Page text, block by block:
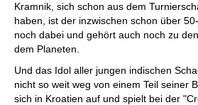
Kramnik, sich schon aus dem
haben, ist der inzwischen schon über
noch dabei und gehört auch noch zu
dem Planeten.
Und das Idol aller jungen indischen
nicht so weit weg von einem Teil seiner
sich in Kroatien auf und spielt bei der